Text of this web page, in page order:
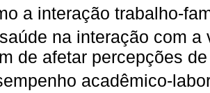
a interação trabalho-
na interação com a
de afetar percepções
acadêmico-